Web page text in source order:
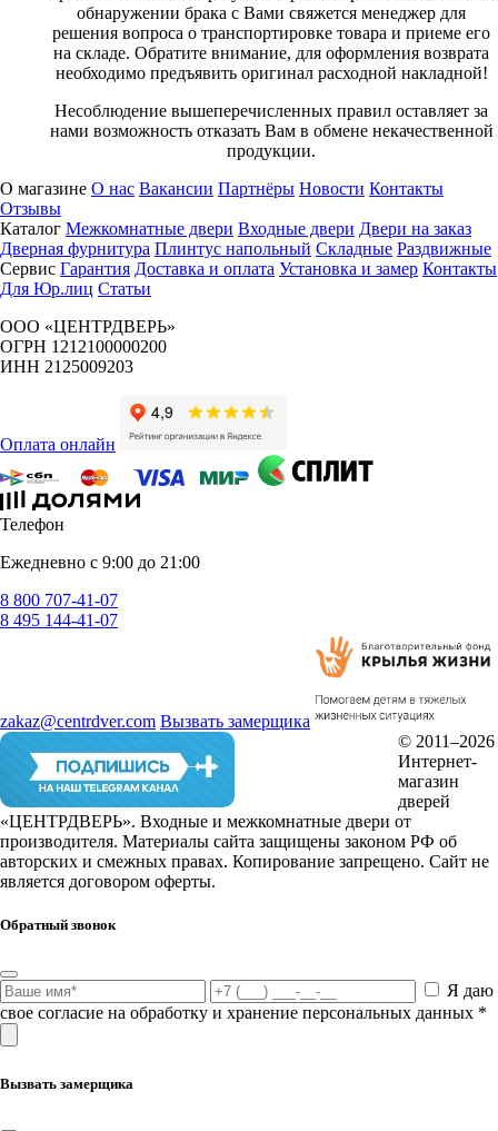
обнаружении брака с Вами свяжется менеджер для
решения вопроса о транспортировке товара и приеме его
на складе. Обратите внимание, для оформления возврата
необходимо предъявить оригинал расходной накладной!
Несоблюдение вышеперечисленных правил оставляет за
нами возможность отказать Вам в обмене некачественной
продукции.
О магазине О нас Вакансии Партнёры Новости Контакты
Отзывы
Каталог Межкомнатные двери Входные двери Двери на заказ
Дверная фурнитура Плинтус напольный Складные Раздвижные
Сервис Гарантия Доставка и оплата Установка и замер Контакты
Для Юр.лиц Статьи
ООО «ЦЕНТРДВЕРЬ»
ОГРН 1212100000200
ИНН 2125009203
Оплата онлайн
Телефон
Ежедневно с 9:00 до 21:00
8 800 707-41-07
8 495 144-41-07
zakaz@centrdver.com Вызвать замерщика
© 2011–2026
Интернет-
магазин
дверей
«ЦЕНТРДВЕРЬ». Входные и межкомнатные двери от
производителя. Материалы сайта защищены законом РФ об
авторских и смежных правах. Копирование запрещено. Сайт не
является договором оферты.
Обратный звонок
Я даю
свое согласие на обработку и хранение персональных данных *
Вызвать замерщика